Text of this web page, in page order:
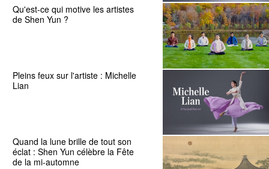
Qu'est-ce qui motive les artistes
de Shen Yun ?
Pleins feux sur l'artiste : Michelle
Lian
Quand la lune brille de tout son
éclat : Shen Yun célèbre la Fête
de la mi-automne